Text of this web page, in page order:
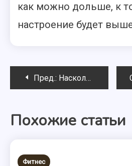
как можно дольше, к
настроение будет
Навигация
записям
Пред.: Насколько кофе полезен для спортсменов
Похожие статьи
Фитнес